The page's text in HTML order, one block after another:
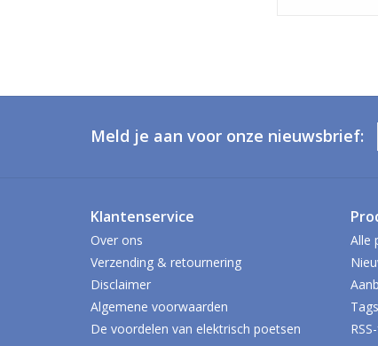
Meld je aan voor onze nieuwsbrief:
Klantenservice
Over ons
Verzending & retournering
Disclaimer
Algemene voorwaarden
De voordelen van elektrisch poetsen
Alle
Tags